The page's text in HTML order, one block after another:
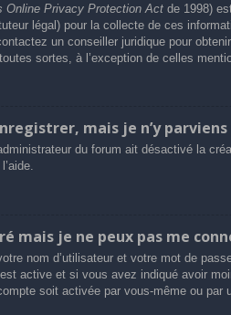
Online Privacy Protection Act de 1998)
légal) pour la collecte de ces
un conseiller juridique pour
sortes, à l’exception de celles
mais je n’y parviens
administrateur du forum ait désactivé la
mais je ne peux pas me
nom d’utilisateur et votre mot de
active et si vous avez indiqué avoir
soit activée par vous-même ou